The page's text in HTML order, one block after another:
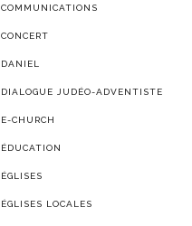
COMMUNICATIONS
CONCERT
DANIEL
DIALOGUE JUDÉO-ADVENTISTE
E-CHURCH
ÉDUCATION
ÉGLISES
ÉGLISES LOCALES